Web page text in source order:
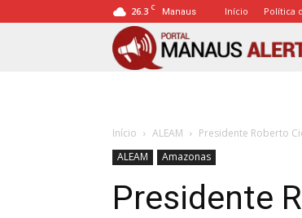
26.3 C Manaus Início Política
Início ALEAM
Presidente Roberto
ALEAM
Amazonas
Presidente